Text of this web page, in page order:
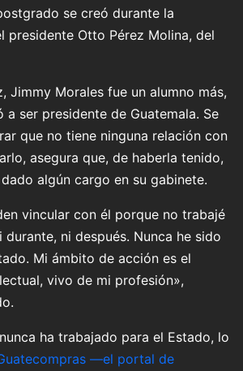
se creó durante la
presidente Otto Pérez Molina, del
Jimmy Morales fue un alumno más,
a ser presidente de Guatemala. Se
que no tiene ninguna relación con
asegura que, de haberla tenido,
algún cargo en su gabinete.
vincular con él porque no trabajé
durante, ni después. Nunca he sido
Mi ámbito de acción es el
vivo de mi profesión»,
ha trabajado para el Estado, lo
—el portal de